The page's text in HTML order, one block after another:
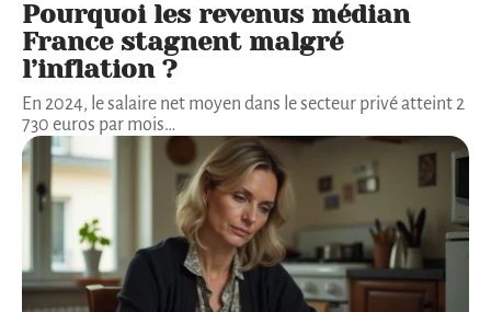
Pourquoi les revenus médian
France stagnent malgré
l’inflation ?
En 2024, le salaire net moyen dans le secteur privé atteint 2
730 euros par mois…